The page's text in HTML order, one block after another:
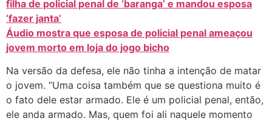
filha de policial penal de ‘baranga’ e mandou esposa
‘fazer janta’
Áudio mostra que esposa de policial penal ameaçou
jovem morto em loja do jogo bicho
Na versão da defesa, ele não tinha a intenção de matar
o jovem. “Uma coisa também que se questiona muito é
o fato dele estar armado. Ele é um policial penal, então,
ele anda armado. Mas, quem foi ali naquele momento